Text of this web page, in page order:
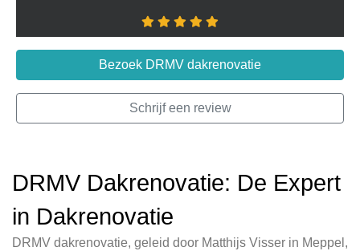
Bezoek DRMV dakrenovatie
Schrijf een review
DRMV Dakrenovatie: De Expert
in Dakrenovatie
DRMV dakrenovatie, geleid door Matthijs Visser in Meppel,